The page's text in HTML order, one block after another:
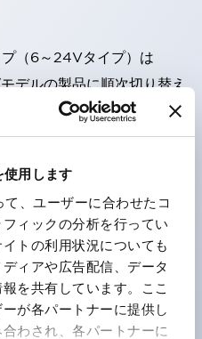
用します
、ユーザーに合わせたコ
ィックの分析を行ってい
トの利用状況についても
ィアや広告配信、データ
を共有しています。ここ
が各パートナーに提供し
わされ、各パートナーに
（6～24Vタイプ）は
デルの製品に順次切り替え
可能になり、ダイレクト
240Vまで対応可能になり
幅に削減。（パイロットラ
く）
球（LSRD球）。これま
球を、1色のLED球で各色
。